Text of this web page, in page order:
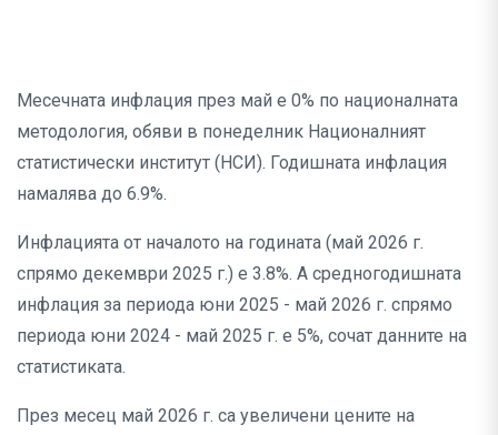
Месечната инфлация през май е 0% по националната
методология, обяви в понеделник Националният
статистически институт (НСИ). Годишната инфлация
намалява до 6.9%.
Инфлацията от началото на годината (май 2026 г.
спрямо декември 2025 г.) е 3.8%. А средногодишната
инфлация за периода юни 2025 - май 2026 г. спрямо
периода юни 2024 - май 2025 г. е 5%, сочат данните на
статистиката.
През месец май 2026 г. са увеличени цените на